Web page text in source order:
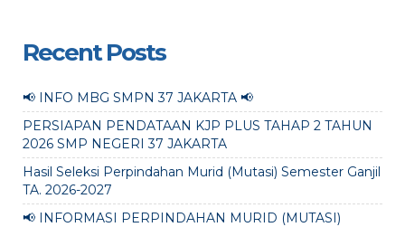
Recent Posts
📢 INFO MBG SMPN 37 JAKARTA 📢
PERSIAPAN PENDATAAN KJP PLUS TAHAP 2 TAHUN
2026 SMP NEGERI 37 JAKARTA
Hasil Seleksi Perpindahan Murid (Mutasi) Semester Ganjil
TA. 2026-2027
📢 INFORMASI PERPINDAHAN MURID (MUTASI)